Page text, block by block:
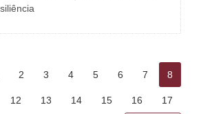
2 3 4 5 6 7 8
12 13 14 15 16 17